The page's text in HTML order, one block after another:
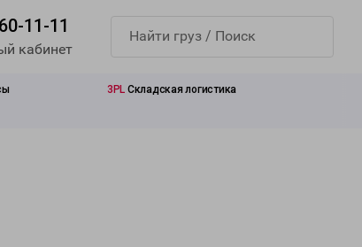
11-11
кабинет
3PL Складская логистика